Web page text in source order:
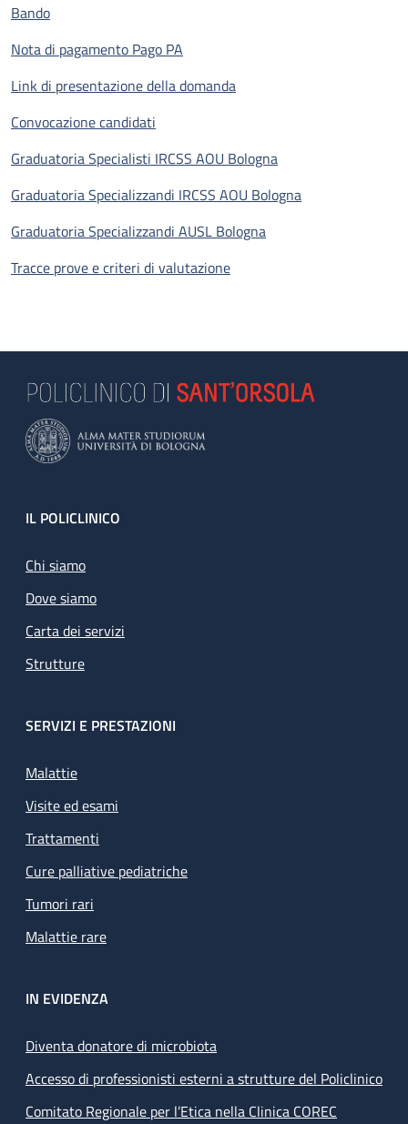
Bando
Nota di pagamento Pago PA
Link di presentazione della domanda
Convocazione candidati
Graduatoria Specialisti IRCSS AOU Bologna
Graduatoria Specializzandi IRCSS AOU Bologna
Graduatoria Specializzandi AUSL Bologna
Tracce prove e criteri di valutazione
Footer
IL POLICLINICO
Chi siamo
Dove siamo
Carta dei servizi
Strutture
SERVIZI E PRESTAZIONI
Malattie
Visite ed esami
Trattamenti
Cure palliative pediatriche
Tumori rari
Malattie rare
IN EVIDENZA
Diventa donatore di microbiota
Accesso di professionisti esterni a strutture del Policlinico
Comitato Regionale per l’Etica nella Clinica COREC